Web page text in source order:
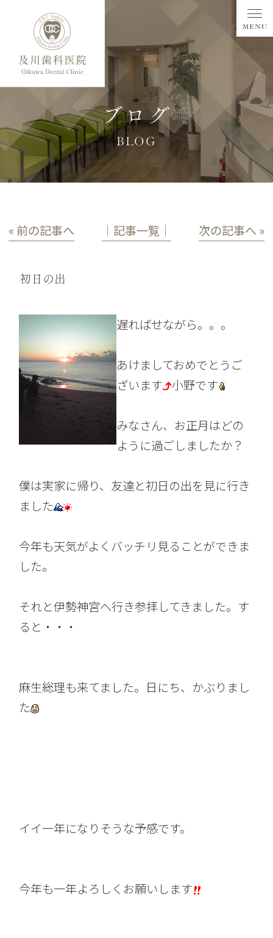
ブログ
BLOG
« 前の記事へ │記事一覧│ 次の記事へ »
初日の出
遅ればせながら。。。
あけましておめでとうご
ざいます 小野です
みなさん、お正月はどの
ように過ごしましたか？
僕は実家に帰り、友達と初日の出を見に行き
ました
今年も天気がよくバッチリ見ることができま
した。
それと伊勢神宮へ行き参拝してきました。す
ると・・・
麻生総理も来てました。日にち、かぶりまし
た
イイ一年になりそうな予感です。
今年も一年よろしくお願いします